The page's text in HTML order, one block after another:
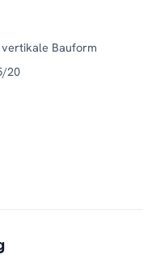
Bauform
20
verwandelt der
finden Sie in der